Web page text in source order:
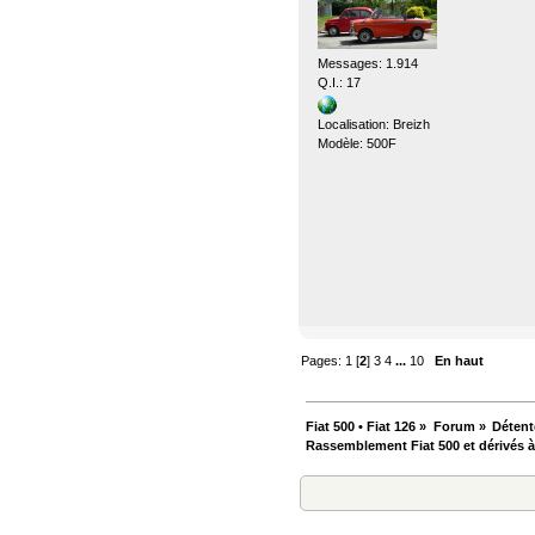
Messages: 1.914
Q.I.: 17
Localisation: Breizh
Modèle: 500F
Pages: 1 [2]3 4 ... 10 En haut
Fiat 500 • Fiat 126 » Forum»
Rassemblement Fiat 500 et dérivés